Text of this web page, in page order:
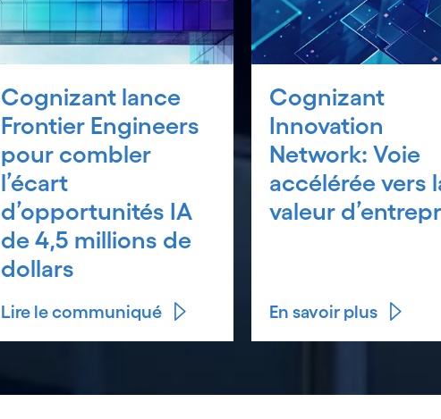
Cognizant lance
Frontier Engineers
pour combler
l’écart
d’opportunités IA
de 4,5 millions de
dollars
Lire le communiqué
Cognizant
Innovation
Network: Voie
accélérée vers
valeur
En savoir plus